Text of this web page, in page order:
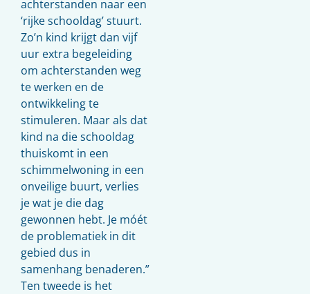
achterstanden naar een
‘rijke schooldag’ stuurt.
Zo’n kind krijgt dan vijf
uur extra begeleiding
om achterstanden weg
te werken en de
ontwikkeling te
stimuleren. Maar als dat
kind na die schooldag
thuiskomt in een
schimmelwoning in een
onveilige buurt, verlies
je wat je die dag
gewonnen hebt. Je móét
de problematiek in dit
gebied dus in
samenhang benaderen.”
Ten tweede is het